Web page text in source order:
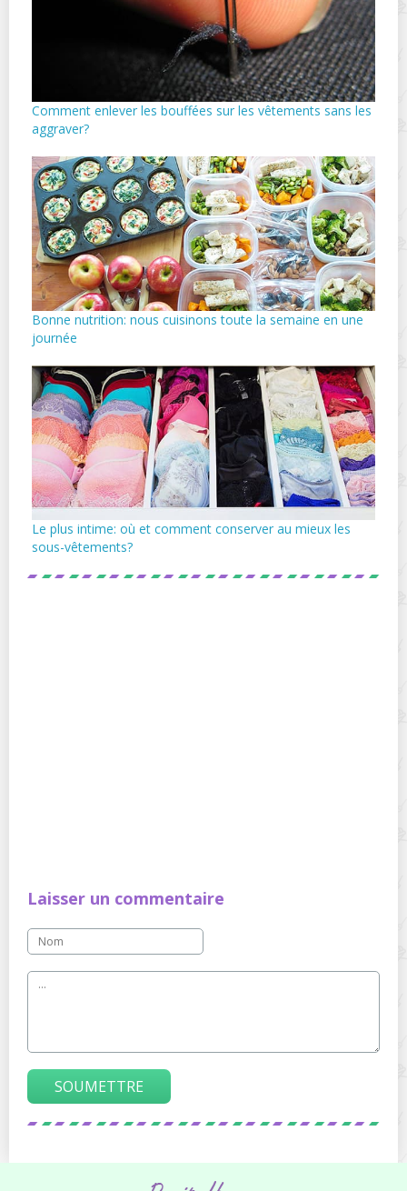
Comment enlever les bouffées sur les vêtements sans les
aggraver?
Bonne nutrition: nous cuisinons toute la semaine en une
journée
Le plus intime: où et comment conserver au mieux les
sous-vêtements?
Laisser un commentaire
SOUMETTRE